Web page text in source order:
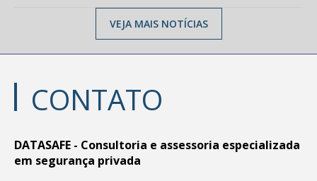
VEJA MAIS NOTÍCIAS
CONTATO
DATASAFE - Consultoria e assessoria especializada
em segurança privada